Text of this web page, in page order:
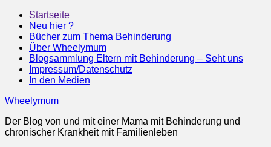
Startseite
Neu hier ?
Bücher zum Thema Behinderung
Über Wheelymum
Blogsammlung Eltern mit Behinderung – Seht uns
Impressum/Datenschutz
In den Medien
Wheelymum
Der Blog von und mit einer Mama mit Behinderung und
chronischer Krankheit mit Familienleben